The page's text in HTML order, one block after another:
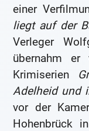
einer
liegt auf der
Verleger
übernahm er
Krimiserien
Adelheid und
vor der
Hohenbrück